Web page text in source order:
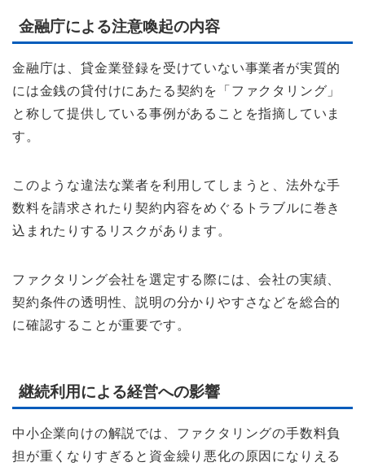
金融庁による注意喚起の内容
金融庁は、貸金業登録を受けていない事業者が実質的
には金銭の貸付けにあたる契約を「ファクタリング」
と称して提供している事例があることを指摘していま
す。
このような違法な業者を利用してしまうと、法外な手
数料を請求されたり契約内容をめぐるトラブルに巻き
込まれたりするリスクがあります。
ファクタリング会社を選定する際には、会社の実績、
契約条件の透明性、説明の分かりやすさなどを総合的
に確認することが重要です。
継続利用による経営への影響
中小企業向けの解説では、ファクタリングの手数料負
担が重くなりすぎると資金繰り悪化の原因になりえる